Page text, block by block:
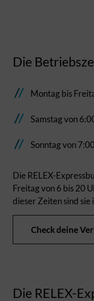
Die
Montag bis
Samstag von
Sonntag von
Die RELEX-
Freitag von 6 bis 20
dieser Zeiten sind
Check deine
Die RELEX-